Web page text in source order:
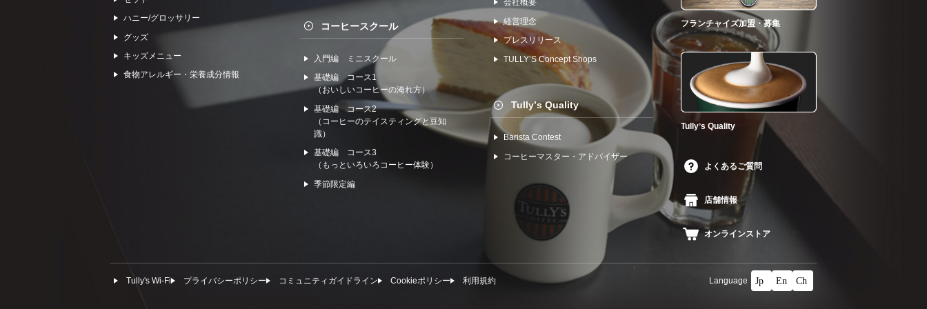
ハニー/グロッサリー
グッズ
キッズメニュー
食物アレルギー・栄養成分情報
コーヒースクール
入門編 ミニスクール
基礎編 コース1
（おいしいコーヒーの淹れ方）
基礎編 コース2
（コーヒーのテイスティングと豆知
識）
基礎編 コース3
（もっといろいろコーヒー体験）
季節限定編
会社概要
経営理念
プレスリリース
TULLYʼS Concept Shops
Tullyʼs Quality
Barista Contest
コーヒーマスター・アドバイザー
フランチャイズ加盟・募集
Tullyʼs Quality
よくあるご質問
店舗情報
オンラインストア
Tully's Wi-Fi プライバシーポリシー コミュニティガイドライン Cookieポリシー 利⽤規約 Language